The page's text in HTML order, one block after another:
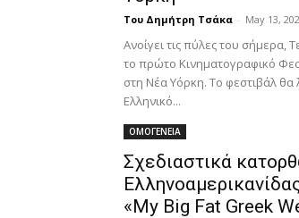
Του Δημήτρη Τσάκα - May 13,
Ανοίγει τις πύλες του σήμερα,
το πρώτο Κινηματογραφικό
στη Νέα Υόρκη. Το φεστιβάλ θα
Ελληνικό...
ΟΜΟΓΕΝΕΙΑ
Σχεδιαστικά
«My Big Fat Greek